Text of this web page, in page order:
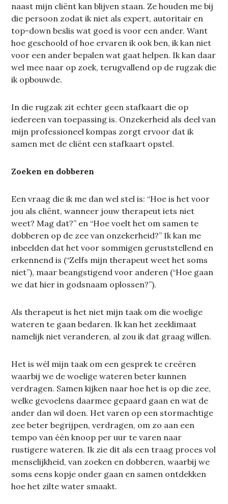
naast mijn cliënt kan blijven staan. Ze houden me bij
die persoon zodat ik niet als expert, autoritair en
top-down beslis wat goed is voor een ander. Want
hoe geschoold of hoe ervaren ik ook ben, ik kan niet
voor een ander bepalen wat gaat helpen. Ik kan daar
wel mee naar op zoek, terugvallend op de rugzak die
ik opbouwde.
In die rugzak zit echter geen stafkaart die op
iedereen van toepassing is. Onzekerheid als deel van
mijn professioneel kompas zorgt ervoor dat ik
samen met de cliënt een stafkaart opstel.
Zoeken en dobberen
Een vraag die ik me dan wel stel is: “Hoe is het voor
jou als cliënt, wanneer jouw therapeut iets niet
weet? Mag dat?” en “Hoe voelt het om samen te
dobberen op de zee van onzekerheid?” Ik kan me
inbeelden dat het voor sommigen geruststellend en
erkennend is (“Zelfs mijn therapeut weet het soms
niet”), maar beangstigend voor anderen (“Hoe gaan
we dat hier in godsnaam oplossen?”).
Als therapeut is het niet mijn taak om die woelige
wateren te gaan bedaren. Ik kan het zeeklimaat
namelijk niet veranderen, al zou ik dat graag willen.
Het is wél mijn taak om een gesprek te creëren
waarbij we de woelige wateren beter kunnen
verdragen. Samen kijken naar hoe het is op die zee,
welke gevoelens daarmee gepaard gaan en wat de
ander dan wil doen. Het varen op een stormachtige
zee beter begrijpen, verdragen, om zo aan een
tempo van één knoop per uur te varen naar
rustigere wateren. Ik zie dit als een traag proces vol
menselijkheid, van zoeken en dobberen, waarbij we
soms eens kopje onder gaan en samen ontdekken
hoe het zilte water smaakt.